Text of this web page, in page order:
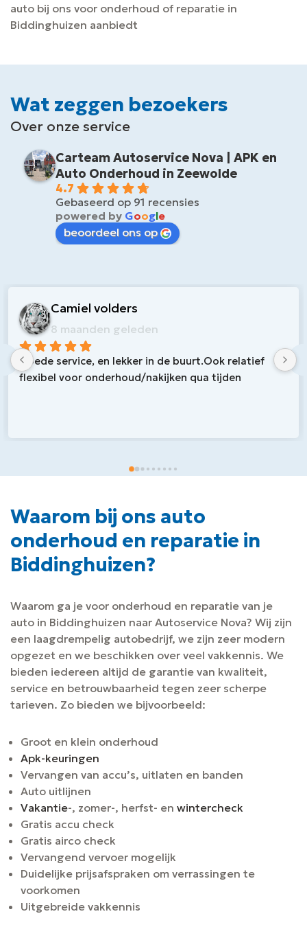
auto bij ons voor onderhoud of reparatie in
Biddinghuizen aanbiedt
Wat zeggen bezoekers
Over onze service
Carteam Autoservice Nova | APK en
Auto Onderhoud in Zeewolde
4.7
Gebaseerd op 91 recensies
powered by Google
beoordeel ons op
Nico L
11 maanden geleden
Waarom bij ons auto
onderhoud en reparatie in
Biddinghuizen?
Waarom ga je voor onderhoud en reparatie van je
auto in Biddinghuizen naar Autoservice Nova? Wij zijn
een laagdrempelig autobedrijf, we zijn zeer modern
opgezet en we beschikken over veel vakkennis. We
bieden iedereen altijd de garantie van kwaliteit,
service en betrouwbaarheid tegen zeer scherpe
tarieven. Zo bieden we bijvoorbeeld:
Groot en klein onderhoud
Apk-keuringen
Vervangen van accu’s, uitlaten en banden
Auto uitlijnen
Vakantie-, zomer-, herfst- en wintercheck
Gratis accu check
Gratis airco check
Vervangend vervoer mogelijk
Duidelijke prijsafspraken om verrassingen te
voorkomen
Uitgebreide vakkennis